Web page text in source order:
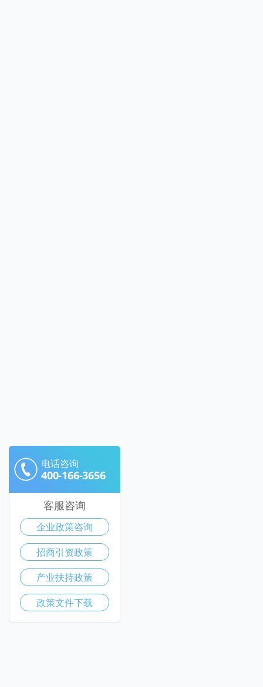
电话咨询
400-166-3656
客服咨询
企业政策咨询
招商引资政策
产业扶持政策
政策文件下载